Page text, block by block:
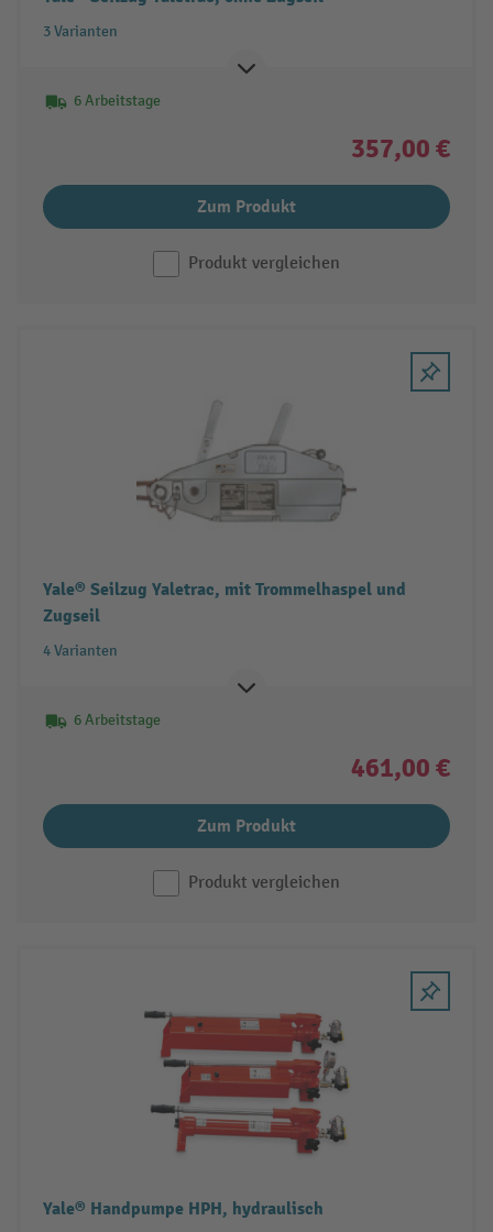
3 Varianten
6 Arbeitstage
357,00 €
Zum Produkt
Produkt vergleichen
Yale® Seilzug Yaletrac, mit Trommelhaspel und
Zugseil
4 Varianten
6 Arbeitstage
461,00 €
Zum Produkt
Produkt vergleichen
Yale® Handpumpe HPH, hydraulisch